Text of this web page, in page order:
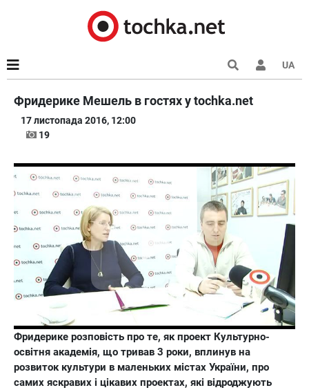
UA
Фридерике Мешель в гостях у tochka.net
17 листопада 2016, 12:00
19
Фридерике розповість про те, як проект Культурно-
освітня академія, що тривав 3 роки, вплинув на
розвиток культури в маленьких містах України, про
самих яскравих і цікавих проектах, які відроджують